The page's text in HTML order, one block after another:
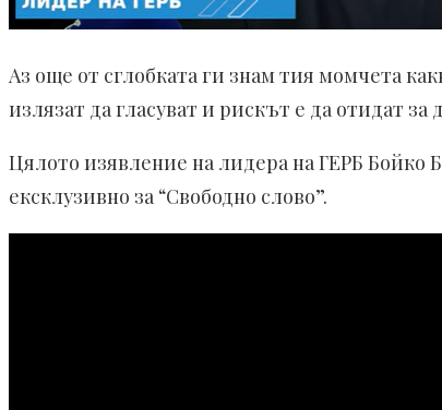
Аз още от сглобката ги знам тия момчета
излязат да гласуват и рискът е да отидат за
Цялото изявление на лидера на ГЕРБ Бойко
ексклузивно за “Свободно слово”.